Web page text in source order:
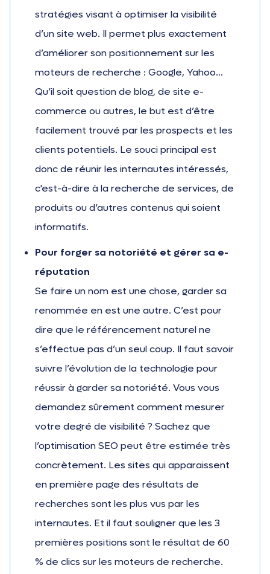
stratégies visant à optimiser la visibilité
d’un site web. Il permet plus exactement
d’améliorer son positionnement sur les
moteurs de recherche : Google, Yahoo…
Qu’il soit question de blog, de site e-
commerce ou autres, le but est d’être
facilement trouvé par les prospects et les
clients potentiels. Le souci principal est
donc de réunir les internautes intéressés,
c'est-à-dire à la recherche de services, de
produits ou d’autres contenus qui soient
informatifs.
Pour forger sa notoriété et gérer sa e-
réputation
Se faire un nom est une chose, garder sa
renommée en est une autre. C’est pour
dire que le référencement naturel ne
s’effectue pas d’un seul coup. Il faut savoir
suivre l’évolution de la technologie pour
réussir à garder sa notoriété. Vous vous
demandez sûrement comment mesurer
votre degré de visibilité ? Sachez que
l’optimisation SEO peut être estimée très
concrètement. Les sites qui apparaissent
en première page des résultats de
recherches sont les plus vus par les
internautes. Et il faut souligner que les 3
premières positions sont le résultat de 60
% de clics sur les moteurs de recherche.